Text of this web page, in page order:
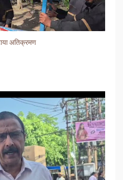
अतिक्रमण